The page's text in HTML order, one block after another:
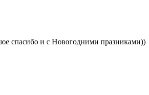
спасибо и с Новогодними празниками))